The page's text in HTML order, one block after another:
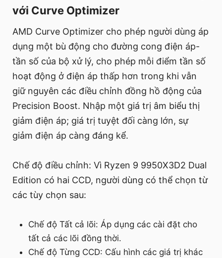
với Curve Optimizer
AMD Curve Optimizer cho phép người dùng áp
dụng một bù động cho đường cong điện áp-
tần số của bộ xử lý, cho phép mỗi điểm tần số
hoạt động ở điện áp thấp hơn trong khi vẫn
giữ nguyên các điều chỉnh đồng hồ động của
Precision Boost. Nhập một giá trị âm biểu thị
giảm điện áp; giá trị tuyệt đối càng lớn, sự
giảm điện áp càng đáng kể.
Chế độ điều chỉnh: Vì Ryzen 9 9950X3D2 Dual
Edition có hai CCD, người dùng có thể chọn từ
các tùy chọn sau:
Chế độ Tất cả lõi: Áp dụng các cài đặt cho
tất cả các lõi đồng thời.
Chế độ Từng CCD: Cấu hình các giá trị khác